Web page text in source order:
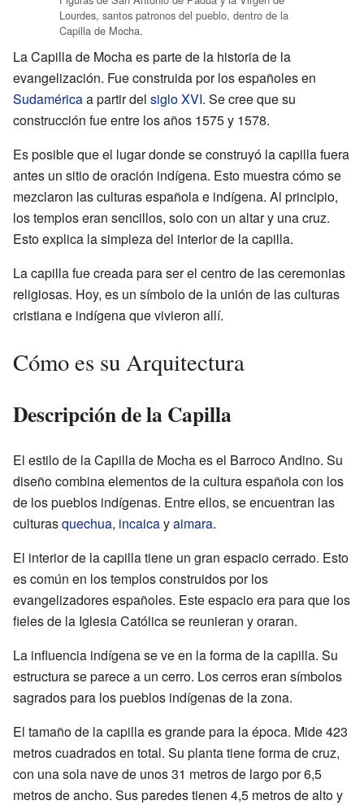
Lourdes, santos patronos del pueblo, dentro de la
Capilla de Mocha.
La Capilla de Mocha es parte de la historia de la
evangelización. Fue construida por los españoles en
Sudaméricaa partir del siglo XVI. Se cree que su
construcción fue entre los años 1575 y 1578.
Es posible que el lugar donde se construyó la capilla fuera
antes un sitio de oración indígena. Esto muestra cómo se
mezclaron las culturas española e indígena. Al principio,
los templos eran sencillos, solo con un altar y una cruz.
Esto explica la simpleza del interior de la capilla.
La capilla fue creada para ser el centro de las ceremonias
religiosas. Hoy, es un símbolo de la unión de las culturas
cristiana e indígena que vivieron allí.
Cómo es su Arquitectura
Descripción de la Capilla
El estilo de la Capilla de Mocha es el Barroco Andino. Su
diseño combina elementos de la cultura española con los
de los pueblos indígenas. Entre ellos, se encuentran las
culturasquechua, incaicayaimara.
El interior de la capilla tiene un gran espacio cerrado. Esto
es común en los templos construidos por los
evangelizadores españoles. Este espacio era para que los
fieles de la Iglesia Católica se reunieran y oraran.
La influencia indígena se ve en la forma de la capilla. Su
estructura se parece a un cerro. Los cerros eran símbolos
sagrados para los pueblos indígenas de la zona.
El tamaño de la capilla es grande para la época. Mide 423
metros cuadrados en total. Su planta tiene forma de cruz,
con una sola nave de unos 31 metros de largo por 6,5
metros de ancho. Sus paredes tienen 4,5 metros de alto y